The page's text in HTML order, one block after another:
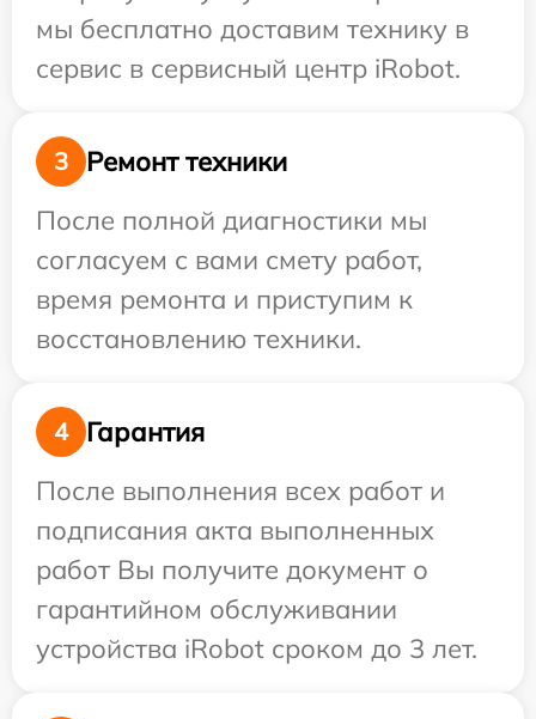
мы бесплатно доставим технику в
сервис в сервисный центр iRobot.
3
Ремонт техники
После полной диагностики мы
согласуем с вами смету работ,
время ремонта и приступим к
восстановлению техники.
4
Гарантия
После выполнения всех работ и
подписания акта выполненных
работ Вы получите документ о
гарантийном обслуживании
устройства iRobot сроком до 3 лет.